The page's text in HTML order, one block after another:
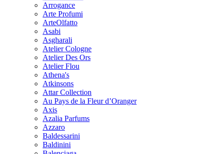
Arrogance
Arte Profumi
ArteOlfatto
Asabi
Asgharali
Atelier Cologne
Atelier Des Ors
Atelier Flou
Athena's
Atkinsons
Attar Collection
Au Pays de la Fleur d’Oranger
Axis
Azalia Parfums
Azzaro
Baldessarini
Baldinini